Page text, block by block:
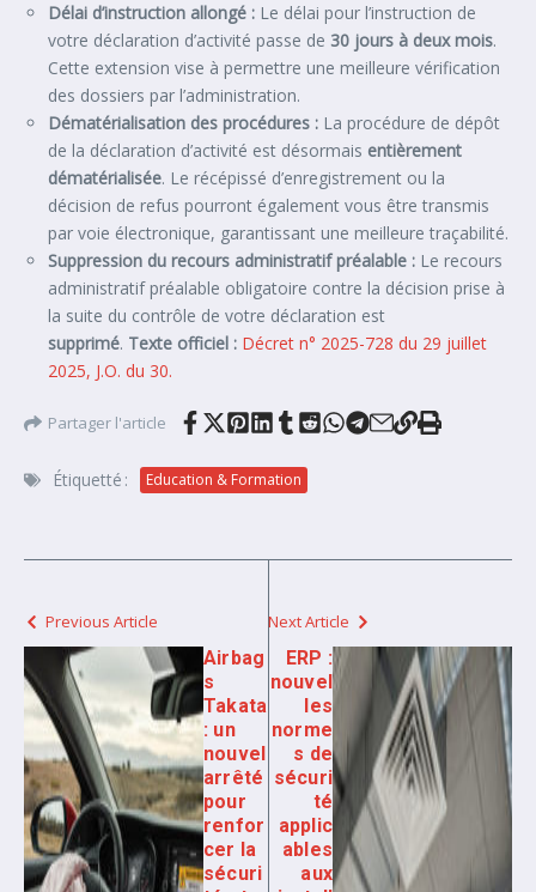
Délai d’instruction allongé : Le délai pour l’instruction de
votre déclaration d’activité passe de 30 jours à deux mois.
Cette extension vise à permettre une meilleure vérification
des dossiers par l’administration.
Dématérialisation des procédures : La procédure de dépôt
de la déclaration d’activité est désormais entièrement
dématérialisée. Le récépissé d’enregistrement ou la
décision de refus pourront également vous être transmis
par voie électronique, garantissant une meilleure traçabilité.
Suppression du recours administratif préalable : Le recours
administratif préalable obligatoire contre la décision prise à
la suite du contrôle de votre déclaration est
supprimé. Texte officiel : Décret n° 2025-728 du 29 juillet
2025, J.O. du 30.
Partager l'article
Étiquetté : Education & Formation
Previous Article
Airbag
s
Takata
: un
nouvel
arrêté
pour
renfor
cer la
sécuri
Next Article
ERP :
nouvel
les
norme
s de
sécuri
té
applic
ables
aux